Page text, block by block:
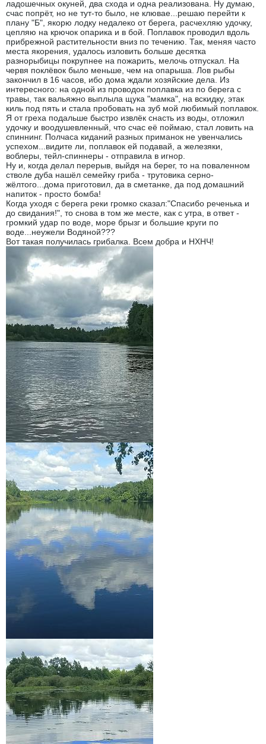
ладошечных окуней, два схода и одна реализована. Ну думаю,
счас попрёт, но не тут-то было, не клювае...решаю перейти к
плану "Б", якорю лодку недалеко от берега, расчехляю удочку,
цепляю на крючок опарика и в бой. Поплавок проводил вдоль
прибрежной растительности вниз по течению. Так, меняя часто
места якорения, удалось изловить больше десятка
разнорыбицы покрупнее на пожарить, мелочь отпускал. На
червя поклёвок было меньше, чем на опарыша. Лов рыбы
закончил в 16 часов, ибо дома ждали хозяйские дела. Из
интересного: на одной из проводок поплавка из по берега с
травы, так вальяжно выплыла щука "мамка", на вскидку, этак
киль под пять и стала пробовать на зуб мой любимый поплавок.
Я от греха подальше быстро извлёк снасть из воды, отложил
удочку и воодушевленный, что счас её поймаю, стал ловить на
спиннинг. Полчаса киданий разных приманок не увенчались
успехом...видите ли, поплавок ей подавай, а железяки,
воблеры, тейл-спиннеры - отправила в игнор.
Ну и, когда делал перерыв, выйдя на берег, то на поваленном
стволе дуба нашёл семейку гриба - трутовика серно-
жёлтого...дома приготовил, да в сметанке, да под домашний
напиток - просто бомба!
Когда уходя с берега реки громко сказал:"Спасибо реченька и
до свидания!", то снова в том же месте, как с утра, в ответ -
громкий удар по воде, море брызг и большие круги по
воде...неужели Водяной???
Вот такая получилась грибалка. Всем добра и НХНЧ!